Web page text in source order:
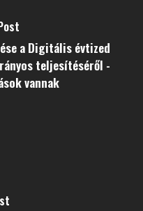
a Digitális évtized
teljesítéséről -
vannak